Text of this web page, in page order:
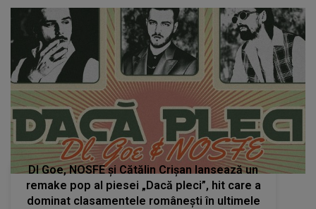
Dl Goe, NOSFE și Cătălin Crișan lansează un
remake pop al piesei „Dacă pleci”, hit care a
dominat clasamentele românești în ultimele